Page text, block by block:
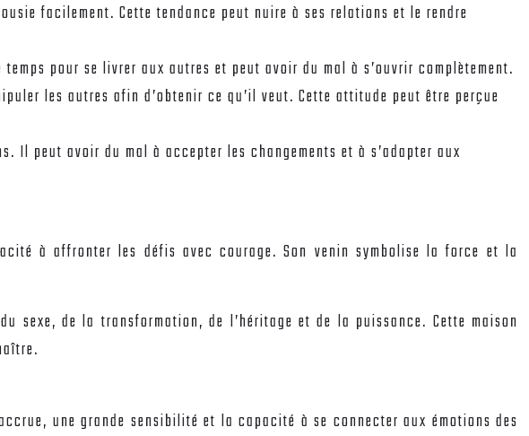
facilement. Cette tendance peut nuire à ses relations et le rendre
pour se livrer aux autres et peut avoir du mal à s’ouvrir complètement.
les autres afin d’obtenir ce qu’il veut. Cette attitude peut être perçue
peut avoir du mal à accepter les changements et à s’adapter aux
à affronter les défis avec courage. Son venin symbolise la force et la
sexe, de la transformation, de l’héritage et de la puissance. Cette maison
une grande sensibilité et la capacité à se connecter aux émotions des